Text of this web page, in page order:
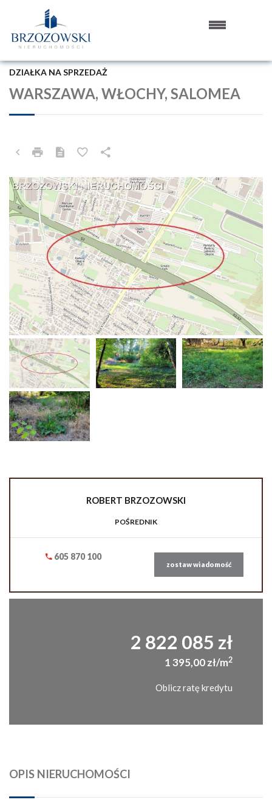
WARSZAWA, WŁOCHY, SALOMEA
DZIAŁKA NA SPRZEDAŻ
ROBERT BRZOZOWSKI
POŚREDNIK
605 870 100
zostaw wiadomość
2 822 085 zł
1 395,00 zł/m2
Oblicz ratę kredytu
OPIS NIERUCHOMOŚCI